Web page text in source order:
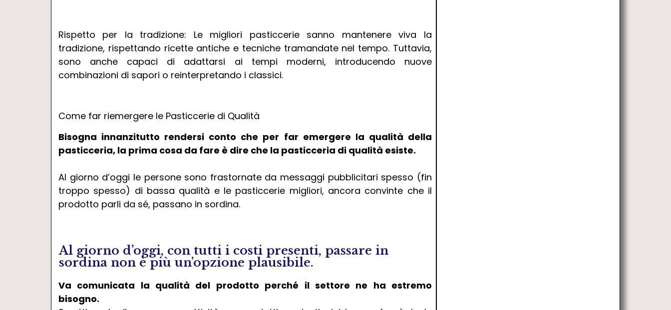
Rispetto per la tradizione: Le migliori pasticcerie sanno mantenere viva la
tradizione, rispettando ricette antiche e tecniche tramandate nel tempo. Tuttavia,
sono anche capaci di adattarsi ai tempi moderni, introducendo nuove
combinazioni di sapori o reinterpretando i classici.
Come far riemergere le Pasticcerie di Qualità
Bisogna innanzitutto rendersi conto che per far emergere la qualità della
pasticceria, la prima cosa da fare è dire che la pasticceria di qualità esiste.
Al giorno d’oggi le persone sono frastornate da messaggi pubblicitari spesso (fin
troppo spesso) di bassa qualità e le pasticcerie migliori, ancora convinte che il
prodotto parli da sé, passano in sordina.
Al giorno d’oggi, con tutti i costi presenti, passare in
sordina non è più un’opzione plausibile.
Va comunicata la qualità del prodotto perché il settore ne ha estremo
bisogno.